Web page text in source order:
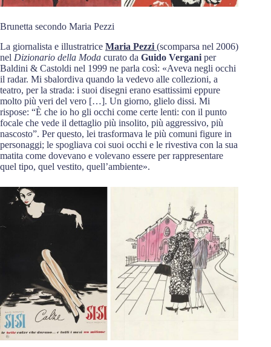
Brunetta secondo Maria Pezzi
La giornalista e illustratrice Maria Pezzi (scomparsa nel 2006)
nel Dizionario della Moda curato da Guido Vergani per
Baldini & Castoldi nel 1999 ne parla così: «Aveva negli occhi
il radar. Mi sbalordiva quando la vedevo alle collezioni, a
teatro, per la strada: i suoi disegni erano esattissimi eppure
molto più veri del vero […]. Un giorno, glielo dissi. Mi
rispose: “È che io ho gli occhi come certe lenti: con il punto
focale che vede il dettaglio più insolito, più aggressivo, più
nascosto”. Per questo, lei trasformava le più comuni figure in
personaggi; le spogliava coi suoi occhi e le rivestiva con la sua
matita come dovevano e volevano essere per rappresentare
quel tipo, quel vestito, quell’ambiente».